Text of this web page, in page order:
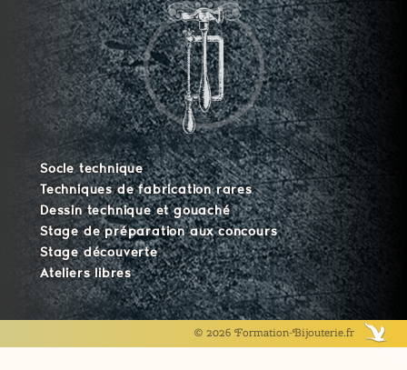
Socle technique
Techniques de fabrication rares
Dessin technique et gouaché
Stage de préparation aux concours
Stage découverte
Ateliers libres
© 2026 Formation-Bijouterie.fr